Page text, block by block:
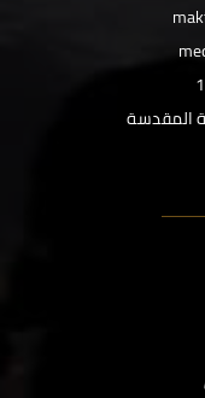
المقدسة